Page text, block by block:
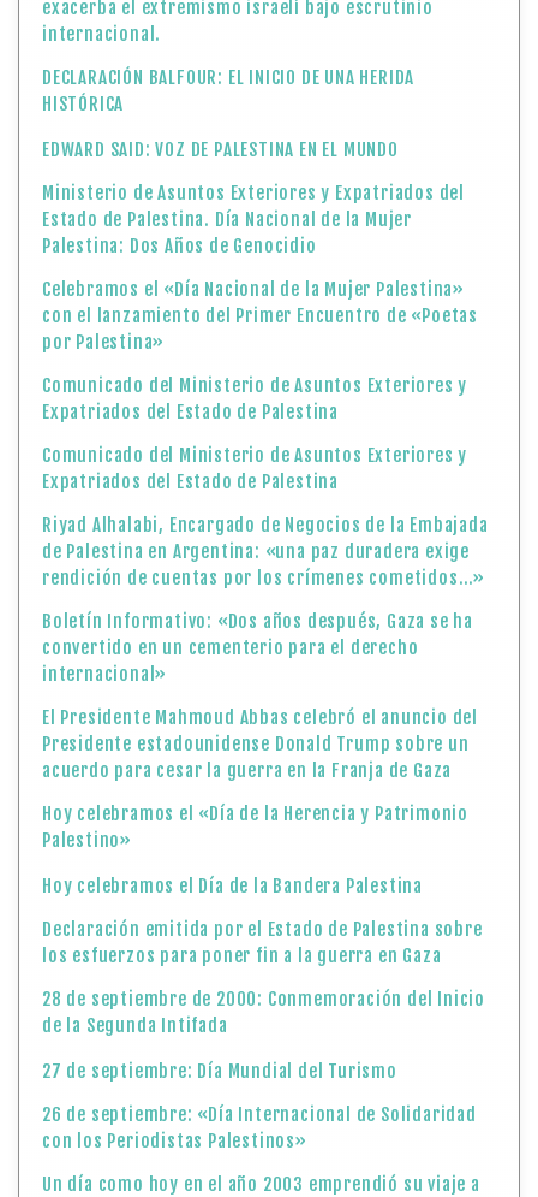
exacerba el extremismo israelí bajo escrutinio
internacional.
DECLARACIÓN BALFOUR: EL INICIO DE UNA HERIDA
HISTÓRICA
EDWARD SAID: VOZ DE PALESTINA EN EL MUNDO
Ministerio de Asuntos Exteriores y Expatriados del
Estado de Palestina. Día Nacional de la Mujer
Palestina: Dos Años de Genocidio
Celebramos el «Día Nacional de la Mujer Palestina»
con el lanzamiento del Primer Encuentro de «Poetas
por Palestina»
Comunicado del Ministerio de Asuntos Exteriores y
Expatriados del Estado de Palestina
Comunicado del Ministerio de Asuntos Exteriores y
Expatriados del Estado de Palestina
Riyad Alhalabi, Encargado de Negocios de la Embajada
de Palestina en Argentina: «una paz duradera exige
rendición de cuentas por los crímenes cometidos…»
Boletín Informativo: «Dos años después, Gaza se ha
convertido en un cementerio para el derecho
internacional»
El Presidente Mahmoud Abbas celebró el anuncio del
Presidente estadounidense Donald Trump sobre un
acuerdo para cesar la guerra en la Franja de Gaza
Hoy celebramos el «Día de la Herencia y Patrimonio
Palestino»
Hoy celebramos el Día de la Bandera Palestina
Declaración emitida por el Estado de Palestina sobre
los esfuerzos para poner fin a la guerra en Gaza
28 de septiembre de 2000: Conmemoración del Inicio
de la Segunda Intifada
27 de septiembre: Día Mundial del Turismo
26 de septiembre: «Día Internacional de Solidaridad
con los Periodistas Palestinos»
Un día como hoy en el año 2003 emprendió su viaje a